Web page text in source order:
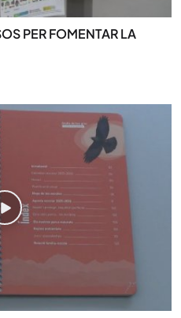
PER FOMENTAR LA